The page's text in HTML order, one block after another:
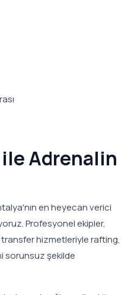
Adrenalin
en heyecan verici
Profesyonel ekipler,
hizmetleriyle rafting,
sorunsuz şekilde